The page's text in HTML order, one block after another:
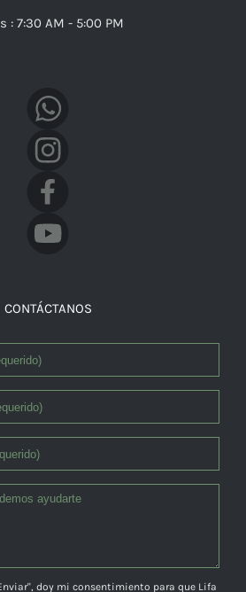
: 7:30 AM - 5:00 PM
CONTÁCTANOS
doy mi consentimiento para que Lifa